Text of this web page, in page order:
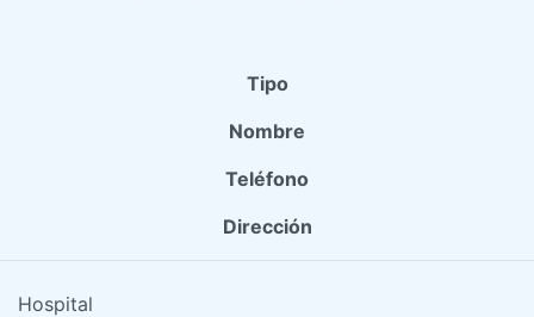
Tipo
Nombre
Teléfono
Dirección
Hospital